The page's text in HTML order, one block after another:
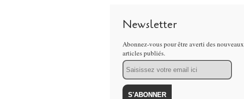
Newsletter
Abonnez-vous pour être averti des nouveaux
articles publiés.
Email